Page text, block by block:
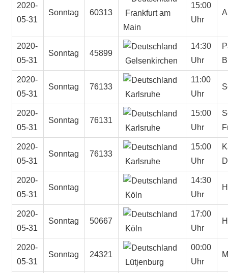
2020-
05-31
Sonntag 60313
Frankfurt am
Main
15:00
Uhr
2020-
05-31
Sonntag
45899
Gelsenkirchen
14:30
Uhr
2020-
05-31
Sonntag
76133
Karlsruhe
11:00
Uhr
2020-
05-31
Sonntag
76131
Karlsruhe
15:00
Uhr
2020-
05-31
Sonntag
76133
Karlsruhe
15:00
Uhr
2020-
05-31
Sonntag
Köln
14:30
Uhr
2020-
05-31
Sonntag
50667
Köln
17:00
Uhr
2020-
05-31
Sonntag
24321
Lütjenburg
00:00
Uhr